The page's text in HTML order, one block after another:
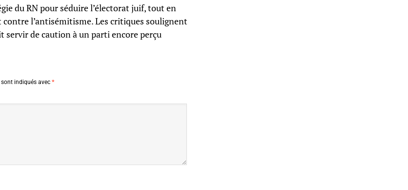
du RN pour séduire l’électorat juif, tout en
l’antisémitisme. Les critiques soulignent
servir de caution à un parti encore perçu
indiqués avec *